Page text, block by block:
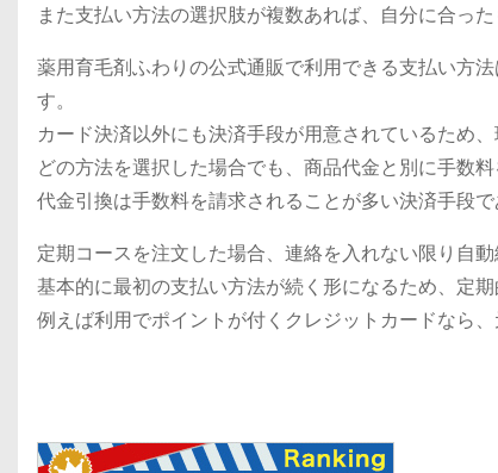
また支払い方法の選択肢が複数あれば、自分に合った
薬用育毛剤ふわりの公式通販で利用できる支払い方
す。
カード決済以外にも決済手段が用意されているため
どの方法を選択した場合でも、商品代金と別に手数
代金引換は手数料を請求されることが多い決済手段
定期コースを注文した場合、連絡を入れない限り自動
基本的に最初の支払い方法が続く形になるため、定
例えば利用でポイントが付くクレジットカードなら